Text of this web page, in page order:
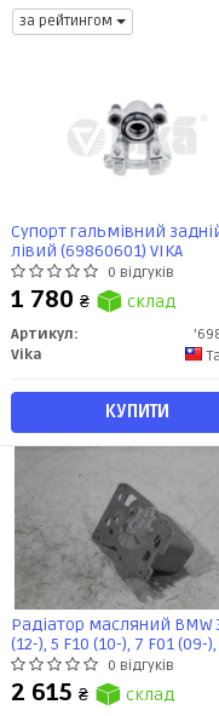
за рейтингом
Супорт гальмівний
лівий (69860601) VIKA
0 відгуків
1 780 ₴ склад
Артикул:
Vika
КУПИТИ
Радіатор масляний BMW
(12-), 5 F10 (10-), 7 F01 (09-),
F25 (11-), X5 F15 (14-) 3.0D
(BW3627) AVA
0 відгуків
2 615 ₴ склад